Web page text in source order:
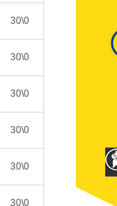
30\0
30\0
30\0
30\0
30\0
30\0